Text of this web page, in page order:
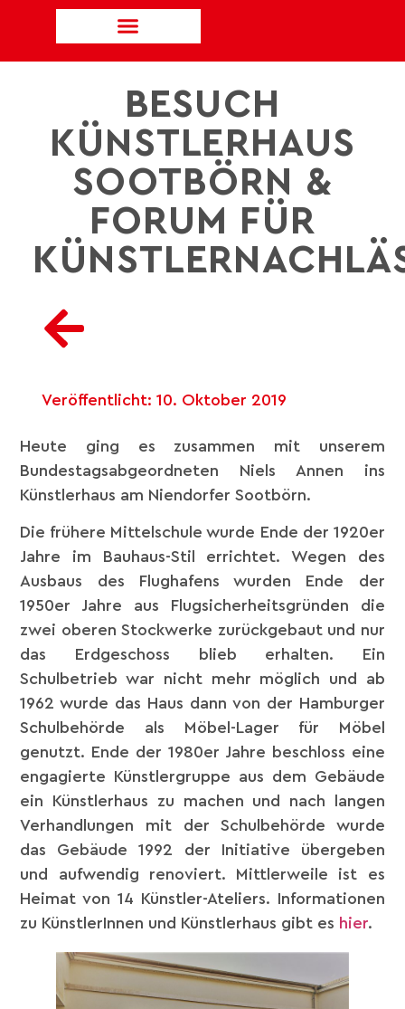
BESUCH
KÜNSTLERHAUS
SOOTBÖRN &
FORUM FÜR
Veröffentlicht: 10. Oktober 2019
Heute ging es zusammen mit unserem
Bundestagsabgeordneten Niels Annen ins
Künstlerhaus am Niendorfer Sootbörn.
Die frühere Mittelschule wurde Ende der 1920er
Jahre im Bauhaus-Stil errichtet. Wegen des
Ausbaus des Flughafens wurden Ende der
1950er Jahre aus Flugsicherheitsgründen die
zwei oberen Stockwerke zurückgebaut und nur
das Erdgeschoss blieb erhalten. Ein
Schulbetrieb war nicht mehr möglich und ab
1962 wurde das Haus dann von der Hamburger
Schulbehörde als Möbel-Lager für Möbel
genutzt. Ende der 1980er Jahre beschloss eine
engagierte Künstlergruppe aus dem Gebäude
ein Künstlerhaus zu machen und nach langen
Verhandlungen mit der Schulbehörde wurde
das Gebäude 1992 der Initiative übergeben
und aufwendig renoviert. Mittlerweile ist es
Heimat von 14 Künstler-Ateliers. Informationen
zu KünstlerInnen und Künstlerhaus gibt es hier.